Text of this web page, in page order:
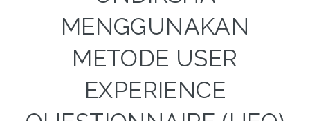
MENGGUNAKAN
METODE USER
EXPERIENCE